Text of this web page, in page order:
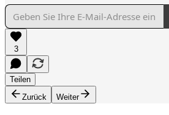
3
Teilen
Zurück
Weiter